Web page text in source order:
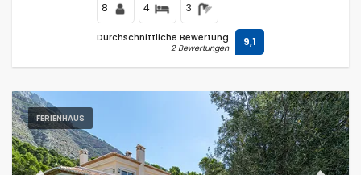
8 4 3
Durchschnittliche Bewertung
2 Bewertungen 9,1
FERIENHAUS